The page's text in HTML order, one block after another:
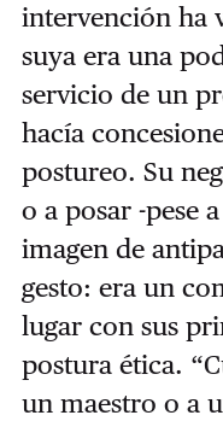
intervención ha
suya era una
servicio de un
hacía
postureo. Su
o a posar -pese
imagen de
gesto: era un
lugar con sus
postura ética.
un maestro o a